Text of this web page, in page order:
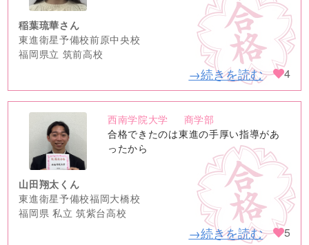
稲葉琉華さん
東進衛星予備校前原中央校
福岡県立 筑前高校
→続きを読む 4
no
image
西南学院大学
商学部
合格できたのは東進の手厚い指導があ
ったから
山田翔太くん
東進衛星予備校福岡大橋校
福岡県 私立 筑紫台高校
→続きを読む 5